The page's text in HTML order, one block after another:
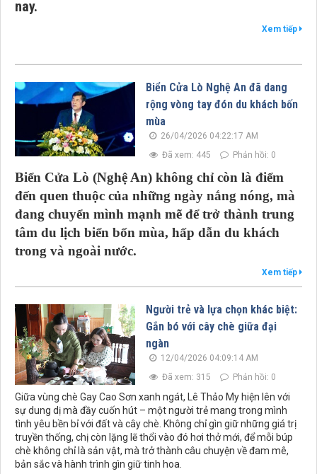
nay.
Xem tiếp
Biển Cửa Lò Nghệ An đã dang
rộng vòng tay đón du khách bốn
mùa
26/04/2026 04:22:17 AM
Đã xem: 445
Phản hồi: 0
Biển Cửa Lò (Nghệ An) không chỉ còn là điểm
đến quen thuộc của những ngày nắng nóng, mà
đang chuyển mình mạnh mẽ để trở thành trung
tâm du lịch biển bốn mùa, hấp dẫn du khách
trong và ngoài nước.
Xem tiếp
Người trẻ và lựa chọn khác biệt:
Gắn bó với cây chè giữa đại
ngàn
12/04/2026 04:09:14 AM
Đã xem: 315
Phản hồi: 0
Giữa vùng chè Gay Cao Sơn xanh ngát, Lê Thảo My hiện lên với
sự dung dị mà đầy cuốn hút – một người trẻ mang trong mình
tình yêu bền bỉ với đất và cây chè. Không chỉ gìn giữ những giá trị
truyền thống, chị còn lặng lẽ thổi vào đó hơi thở mới, để mỗi búp
chè không chỉ là sản vật, mà trở thành câu chuyện về đam mê,
bản sắc và hành trình gìn giữ tinh hoa.